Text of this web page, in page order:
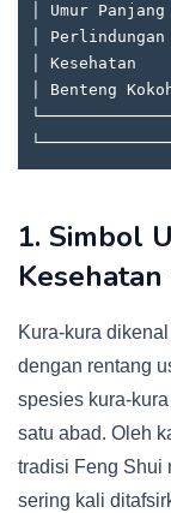
│ Umur
│ Perlindungan
│
│ Benteng
1. Simbol
Kura-kura
dengan rentang
spesies kura-
satu abad. Oleh
tradisi Feng Shui
sering kali